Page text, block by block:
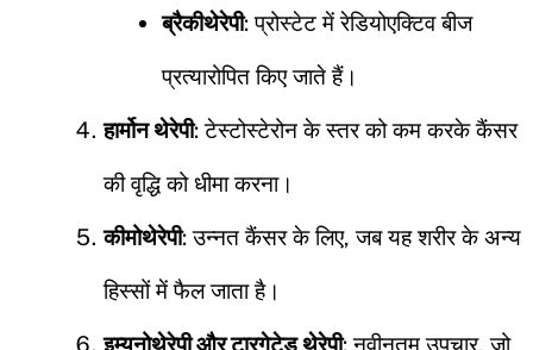
ब्रैकीथेरेपी: प्रोस्टेट में रेडियोएक्टिव बीज
प्रत्यारोपित किए जाते हैं।
हार्मोन थेरेपी: टेस्टोस्टेरोन के स्तर को कम करके कैंसर
की वृद्धि को धीमा करना।
कीमोथेरेपी: उन्नत कैंसर के लिए, जब यह शरीर के अन्य
हिस्सों में फैल जाता है।
इम्यूनोथेरेपी और टारगेटेड थेरेपी: नवीनतम उपचार, जो